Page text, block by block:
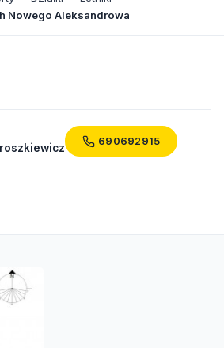
Nowego Aleksandrowa
690692915